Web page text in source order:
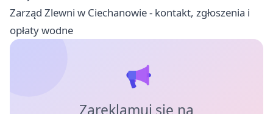
Zarząd Zlewni w Ciechanowie - kontakt, zgłoszenia i
opłaty wodne
Zareklamuj się na